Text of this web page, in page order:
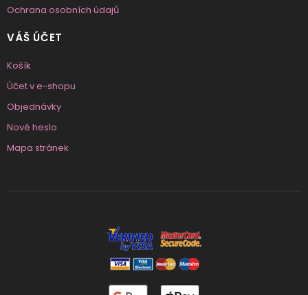
Ochrana osobních údajů
VÁŠ ÚČET
Košík
Účet v e-shopu
Objednávky
Nové heslo
Mapa stránek